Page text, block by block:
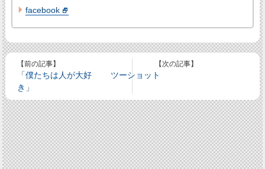
facebook
【前の記事】
「僕たちは人が大好
き」
【次の記事】
ツーショット